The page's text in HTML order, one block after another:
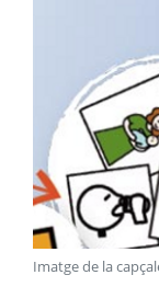
Imatge de la